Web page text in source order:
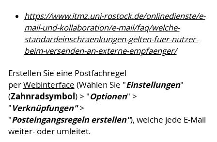
https://www.itmz.uni-rostock.de/onlinedienste/e-
mail-und-kollaboration/e-mail/faq/welche-
standardeinschraenkungen-gelten-fuer-nutzer-
beim-versenden-an-externe-empfaenger/
Erstellen Sie eine Postfachregel
perWebinterface (Wählen Sie "Einstellungen"
(Zahnradsymbol) > "Optionen" >
"Verknüpfungen">
"Posteingangsregeln erstellen"), welche jede E-Mail
weiter- oder umleitet.